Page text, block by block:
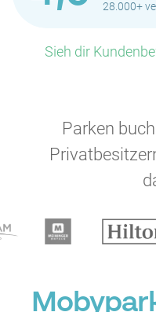
28.000+
Sieh dir
Parken